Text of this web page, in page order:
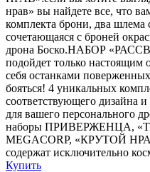
нрав» вы найдете все, что
комплекта брони, два шлема
сочетающаяся с броней
дрона Боско.НАБОР
подойдет только настоящим
себя останками
бояться! 4 уникальных
соответствующего дизайна
для вашего персонального
наборы ПРИВЕРЖЕНЦА,
MEGACORP, «КРУТОЙ
содержат исключительно
Купить